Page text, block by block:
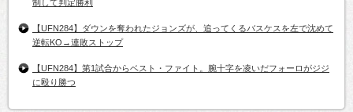
制して判定勝利
【UFN284】ダウンを奪われたジョンズが、追ってくるバスケスを左で沈めて
逆転KO→連敗ストップ
【UFN284】第1試合からベスト・ファイト。腕十字を凌いだフォーロがジジ
に殴り勝つ